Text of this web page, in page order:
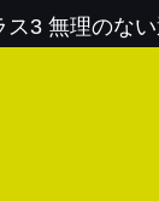
ス3 無理のな